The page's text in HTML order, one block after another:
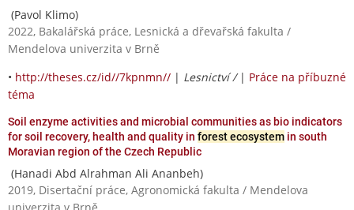
(Pavol Klimo)
2022, Bakalářská práce, Lesnická a dřevařská fakulta /
Mendelova univerzita v Brně
• http://theses.cz/id//7kpnmn// | Lesnictví / | Práce na příbuzné
téma
Soil enzyme activities and microbial communities as bio indicators
for soil recovery, health and quality in forest ecosystem in south
Moravian region of the Czech Republic
(Hanadi Abd Alrahman Ali Ananbeh)
2019, Disertační práce, Agronomická fakulta / Mendelova
univerzita v Brně